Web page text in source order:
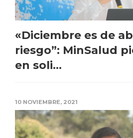
«Diciembre es de
riesgo”: MinSalud
en soli...
10 NOVIEMBRE, 2021